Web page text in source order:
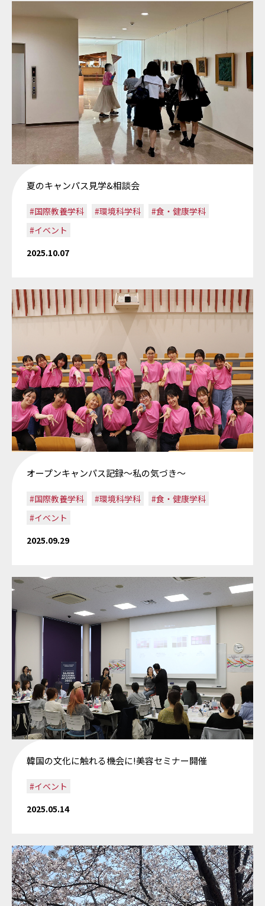
夏のキャンパス見学&相談会
#国際教養学科 #環境科学科
#食・健康学科
#イベント
2025.10.07
オープンキャンパス記録～私の気づき～
#国際教養学科 #環境科学科
#食・健康学科
#イベント
2025.09.29
韓国の文化に触れる機会に!美容セミナー開催
#イベント
2025.05.14